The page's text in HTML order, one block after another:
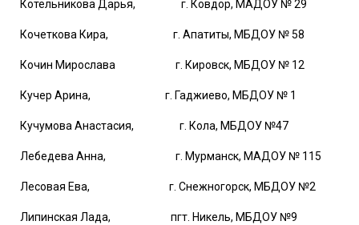
Котельникова Дарья, г. Ковдор, МАДОУ № 29
Кочеткова Кира, г. Апатиты, МБДОУ № 58
Кочин Мирослава г. Кировск, МБДОУ № 12
Кучер Арина, г. Гаджиево, МБДОУ № 1
Кучумова Анастасия, г. Кола, МБДОУ №47
Лебедева Анна, г. Мурманск, МАДОУ № 115
Лесовая Ева, г. Снежногорск, МБДОУ №2
Липинская Лада, пгт. Никель, МБДОУ №9